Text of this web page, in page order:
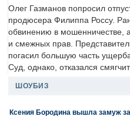
Олег Газманов попросил
продюсера Филиппа Россу.
обвинению в мошенничестве,
и смежных прав.
погасил большую часть
Суд, однако, отказался
ШОУБИЗ
Ксения Бородина вышла замуж